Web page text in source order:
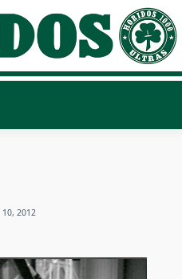
10, 2012